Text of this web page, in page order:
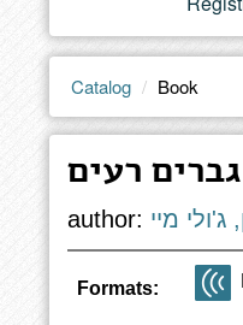
Catalog Book
גברים רעים
author: ג'ולי מיי
Formats: